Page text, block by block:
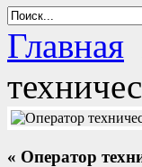
Главная
« Оператор